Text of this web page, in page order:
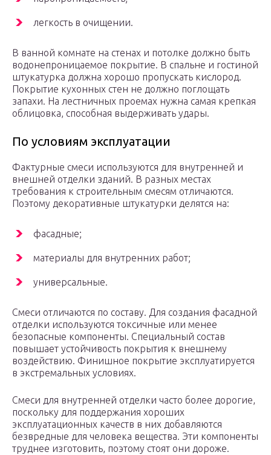
легкость в очищении.
В ванной комнате на стенах и потолке должно быть
водонепроницаемое покрытие. В спальне и гостиной
штукатурка должна хорошо пропускать кислород.
Покрытие кухонных стен не должно поглощать
запахи. На лестничных проемах нужна самая крепкая
облицовка, способная выдерживать удары.
По условиям эксплуатации
Фактурные смеси используются для внутренней и
внешней отделки зданий. В разных местах
требования к строительным смесям отличаются.
Поэтому декоративные штукатурки делятся на:
фасадные;
материалы для внутренних работ;
универсальные.
Смеси отличаются по составу. Для создания фасадной
отделки используются токсичные или менее
безопасные компоненты. Специальный состав
повышает устойчивость покрытия к внешнему
воздействию. Финишное покрытие эксплуатируется
в экстремальных условиях.
Смеси для внутренней отделки часто более дорогие,
поскольку для поддержания хороших
эксплуатационных качеств в них добавляются
безвредные для человека вещества. Эти компоненты
труднее изготовить, поэтому стоят они дороже.